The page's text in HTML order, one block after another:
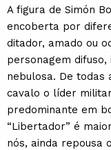
A figura de Simón
encoberta por
ditador, amado ou
personagem
nebulosa. De todas
cavalo o líder
predominante em
“Libertador” é
nós, ainda repousa